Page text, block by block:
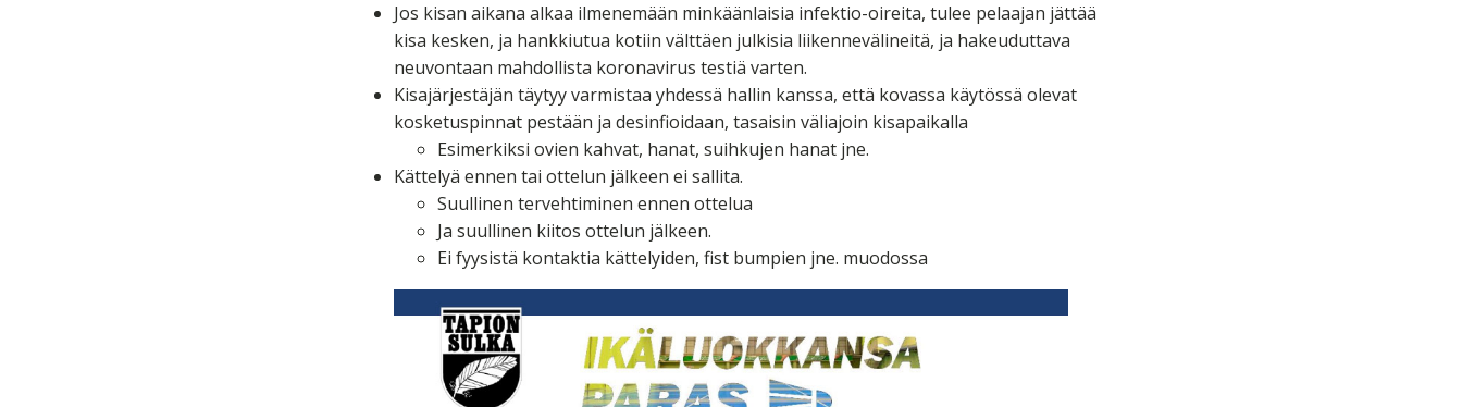
Jos kisan aikana alkaa ilmenemään minkäänlaisia infektio-oireita, tulee pelaajan jättää
kisa kesken, ja hankkiutua kotiin välttäen julkisia liikennevälineitä, ja hakeuduttava
neuvontaan mahdollista koronavirus testiä varten.
Kisajärjestäjän täytyy varmistaa yhdessä hallin kanssa, että kovassa käytössä olevat
kosketuspinnat pestään ja desinfioidaan, tasaisin väliajoin kisapaikalla
Esimerkiksi ovien kahvat, hanat, suihkujen hanat jne.
Kättelyä ennen tai ottelun jälkeen ei sallita.
Suullinen tervehtiminen ennen ottelua
Ja suullinen kiitos ottelun jälkeen.
Ei fyysistä kontaktia kättelyiden, fist bumpien jne. muodossa